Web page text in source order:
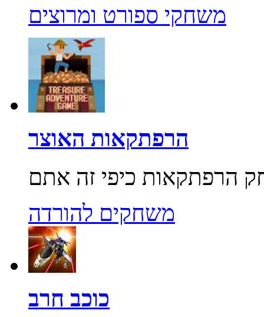
משחקי ספורט ומרוצים
הרפתקאות האוצר
משחקים להורדה
כוכב חרב